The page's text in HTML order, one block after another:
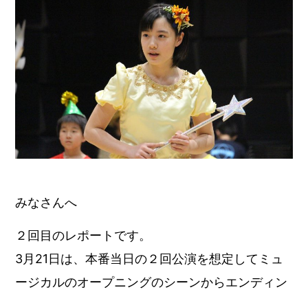
みなさんへ
２回目のレポートです。
3月21日は、本番当日の２回公演を想定してミュ
ージカルのオープニングのシーンからエンディン